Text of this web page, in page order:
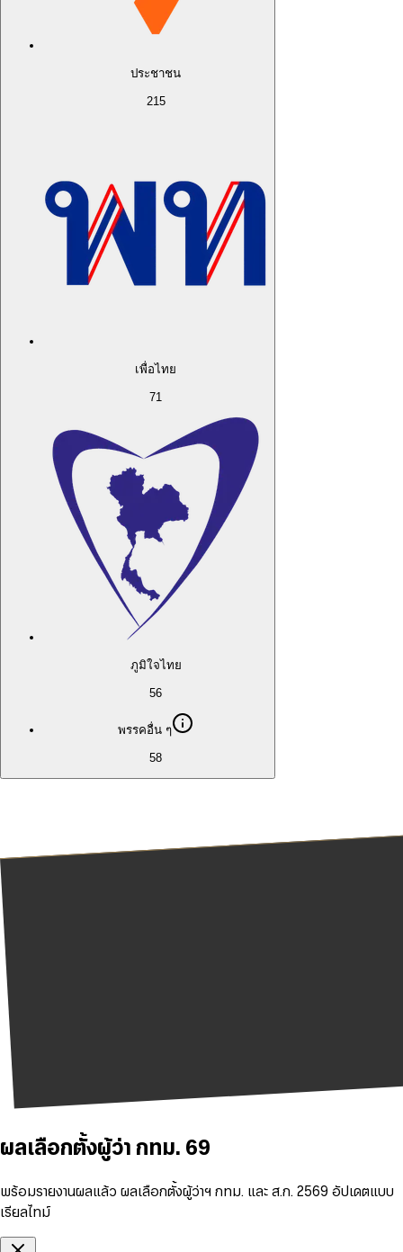
ประชาชน
215
เพื่อไทย
71
ภูมิใจไทย
56
พรรคอื่น ๆ
58
ผลเลือกตั้งผู้ว่า กทม. 69
พร้อมรายงานผลแล้ว ผลเลือกตั้งผู้ว่าฯ กทม. และ ส.ก. 2569 อัปเดตแบบ
เรียลไทม์